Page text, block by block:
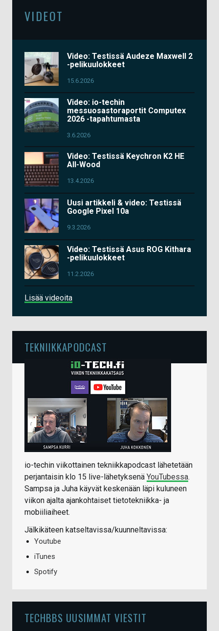
VIDEOT
Video: Testissä Audeze Maxwell 2
-pelikuulokkeet
15.6.2026
Video: io-techin
messuosastoraportit Computex
2026 -tapahtumasta
3.6.2026
Video: Testissä Keychron K2 HE
All-Wood
13.4.2026
Uusi artikkeli & video: Testissä
Google Pixel 10a
9.3.2026
Video: Testissä Asus ROG Kithara
-pelikuulokkeet
11.2.2026
Lisää videoita
TEKNIIKKAPODCAST
io-techin viikottainen tekniikkapodcast lähetetään
perjantaisin klo 15 live-lähetyksenä YouTubessa.
Sampsa ja Juha käyvät keskenään läpi kuluneen
viikon ajalta ajankohtaiset tietotekniikka- ja
mobiiliaiheet.
Jälkikäteen katseltavissa/kuunneltavissa:
Youtube
iTunes
Spotify
TECHBBS UUSIMMAT VIESTIT